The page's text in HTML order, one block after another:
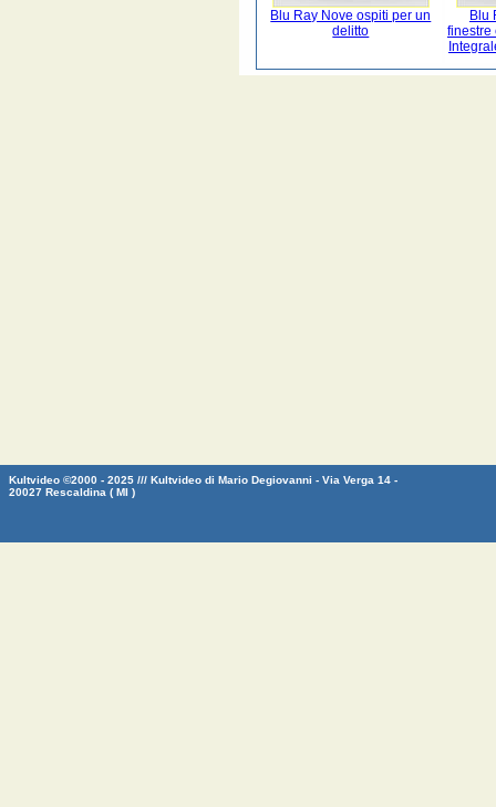
Blu Ray Nove ospiti per un
delitto
Blu
finestre
Kultvideo ©2000 - 2025 /// Kultvideo di Mario Degiovanni - Via Verga 14 -
20027 Rescaldina ( MI )